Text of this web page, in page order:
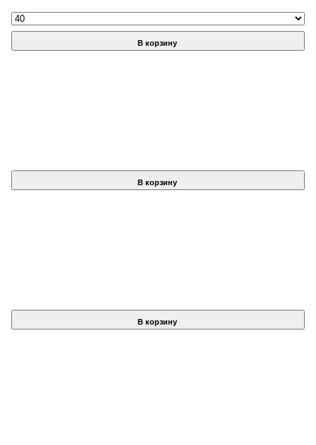
В корзину
В корзину
В корзину